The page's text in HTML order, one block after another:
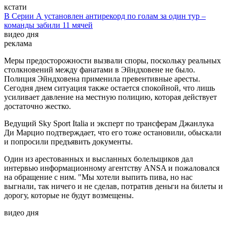
кстати
В Серии А установлен антирекорд по голам за один тур –
команды забили 11 мячей
видео дня
реклама
Меры предосторожности вызвали споры, поскольку реальных
столкновений между фанатами в Эйндховене не было.
Полиция Эйндховена применила превентивные аресты.
Сегодня днем ситуация также остается спокойной, что лишь
усиливает давление на местную полицию, которая действует
достаточно жестко.
Ведущий Sky Sport Italia и эксперт по трансферам Джанлука
Ди Марцио подтверждает, что его тоже остановили, обыскали
и попросили предъявить документы.
Один из арестованных и высланных болельщиков дал
интервью информационному агентству ANSA и пожаловался
на обращение с ним. "Мы хотели выпить пива, но нас
выгнали, так ничего и не сделав, потратив деньги на билеты и
дорогу, которые не будут возмещены.
видео дня